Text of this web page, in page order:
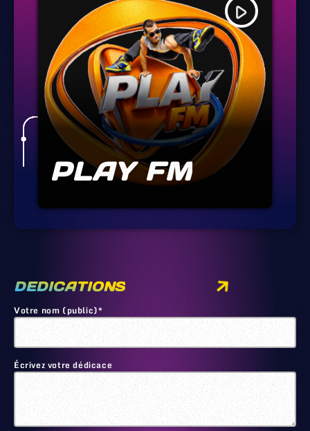
play_arrow
PLAY FM
DEDICATIONS
Votre nom (public)*
Écrivez votre dédicace